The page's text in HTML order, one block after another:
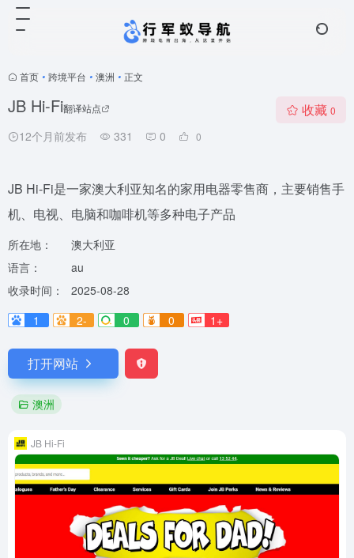
首页 • 跨境平台 • 澳洲 • 正文
JB Hi-Fi翻译站点
12个月前发布 331 0 0
收藏 0
JB Hi-Fi是一家澳大利亚知名的家用电器零售商，主要销售手
机、电视、电脑和咖啡机等多种电子产品
所在地：
澳大利亚
语言：
au
收录时间：
2025-08-28
1
2- 0 0 1+
打开网站
澳洲
JB Hi-Fi